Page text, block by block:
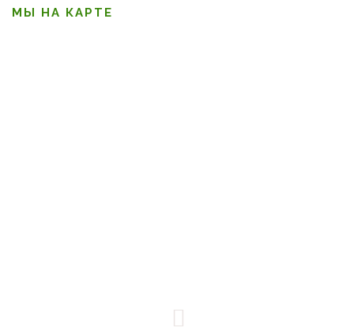
МЫ НА КАРТЕ